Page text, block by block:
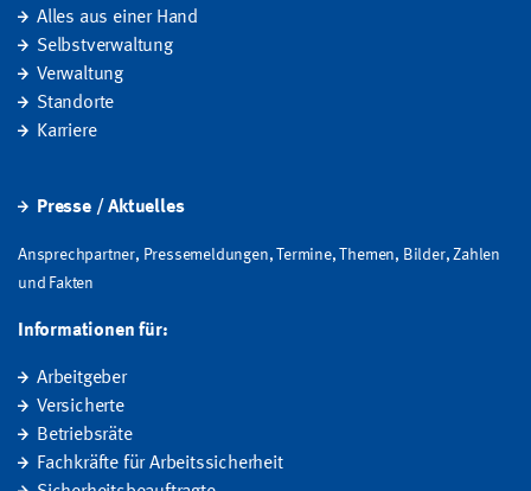
Alles aus einer Hand
Selbstverwaltung
Verwaltung
Standorte
Karriere
Presse / Aktuelles
Ansprechpartner, Pressemeldungen, Termine, Themen, Bilder, Zahlen
und Fakten
Informationen für:
Arbeitgeber
Versicherte
Betriebsräte
Fachkräfte für Arbeitssicherheit